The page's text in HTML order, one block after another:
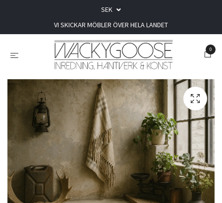
SEK
VI SKICKAR MÖBLER ÖVER HELA LANDET
0